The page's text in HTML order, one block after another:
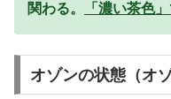
関わる。
「濃い茶色
オゾンの状態（オ